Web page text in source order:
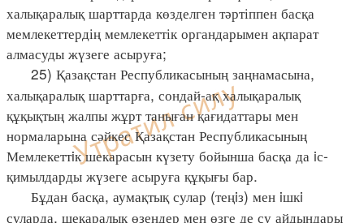
халықаралық шарттарда көзделген тәртіппен басқа
мемлекеттердің мемлекеттік органдарымен ақпарат
алмасуды жүзеге асыруға;
25) Қазақстан Республикасының заңнамасына,
халықаралық шарттарға, сондай-ақ халықаралық
құқықтың жалпы жұрт таныған қағидаттары мен
нормаларына сәйкес Қазақстан Республикасының
Мемлекеттiк шекарасын күзету бойынша басқа да iс-
қимылдарды жүзеге асыруға құқығы бар.
Бұдан басқа, аумақтық сулар (теңiз) мен iшкi
суларда, шекаралық өзендер мен өзге де су айдындары